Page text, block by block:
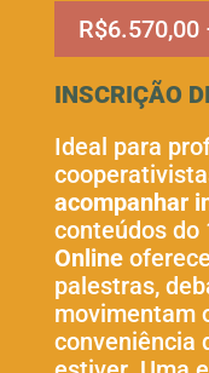
R$6.570,00
INSCRIÇÃO
Ideal para
acompanhar
conteúdos do
Online
palestras,
movimentam
conveniência